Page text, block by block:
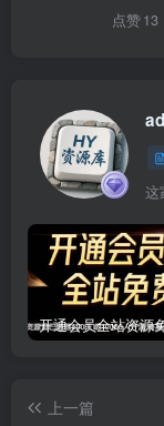
点赞13
这
上一篇